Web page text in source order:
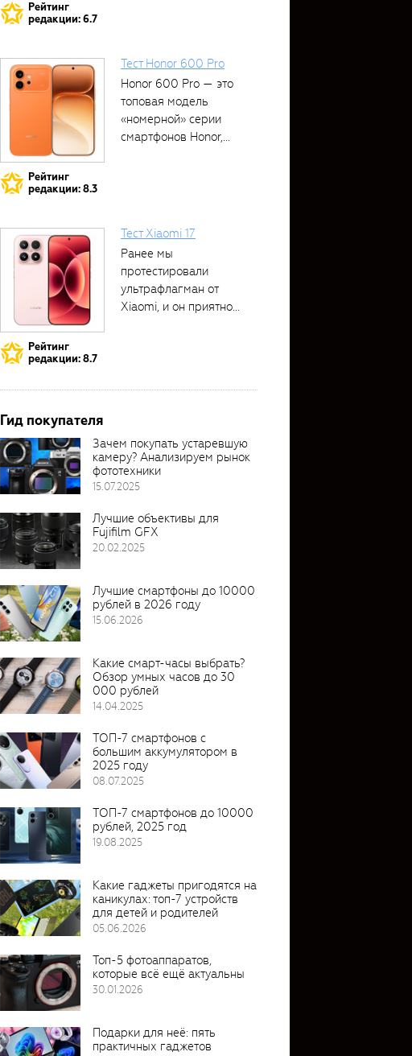
Рейтинг
редакции: 6.7
Рейтинг
редакции: 8.3
Тест Honor 600 Pro
Honor 600 Pro — это
топовая модель
«номерной» серии
смартфонов Honor,...
Рейтинг
редакции: 8.7
Тест Xiaomi 17
Ранее мы
протестировали
ультрафлагман от
Xiaomi, и он приятно
Гид покупателя
Зачем покупать устаревшую
камеру? Анализируем рынок
фототехники
15.07.2025
Лучшие объективы для
Fujifilm GFX
20.02.2025
Лучшие смартфоны до 10000
рублей в 2026 году
15.06.2026
Какие смарт-часы выбрать?
Обзор умных часов до 30
000 рублей
14.04.2025
ТОП-7 смартфонов с
большим аккумулятором в
2025 году
08.07.2025
ТОП-7 смартфонов до 10000
рублей, 2025 год
19.08.2025
Какие гаджеты пригодятся на
каникулах: топ-7 устройств
для детей и родителей
05.06.2026
Топ-5 фотоаппаратов,
которые всё ещё актуальны
30.01.2026
Подарки для неё: пять
практичных гаджетов